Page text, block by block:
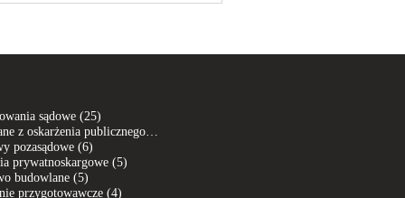
sądowe (25)25 postów
przestępstwo ścigane z oskarżenia publicznego
(7)
pozasądowe (6)
prywatnoskargowe (5)5 postów
budowlane (5)5 postów
przygotowawcze (4)4 posty